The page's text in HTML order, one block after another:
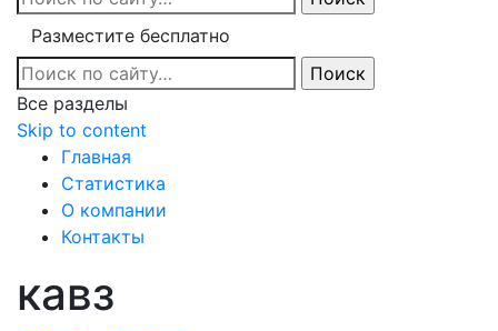
Разместите бесплатно
Все разделы
Skip to content
Главная
Статистика
О компании
Контакты
кавз